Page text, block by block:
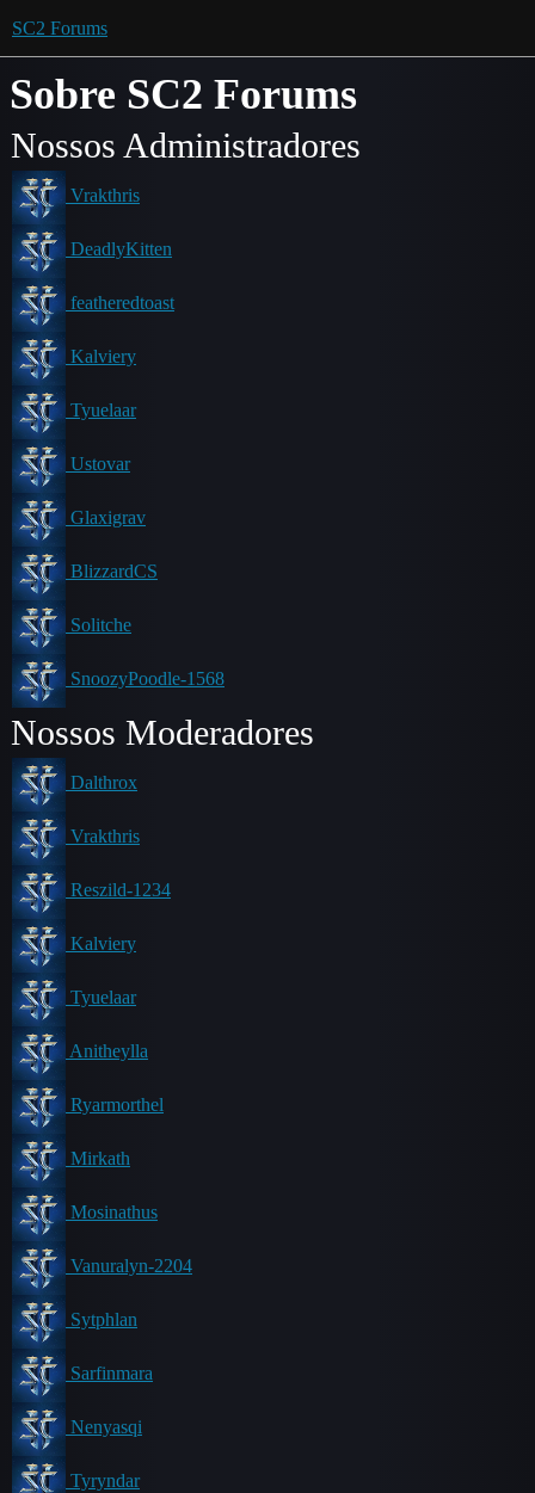
SC2 Forums
Sobre SC2 Forums
Nossos Administradores
Vrakthris
DeadlyKitten
featheredtoast
Kalviery
Tyuelaar
Ustovar
Glaxigrav
BlizzardCS
Solitche
SnoozyPoodle-1568
Nossos Moderadores
Dalthrox
Vrakthris
Reszild-1234
Kalviery
Tyuelaar
Anitheylla
Ryarmorthel
Mirkath
Mosinathus
Vanuralyn-2204
Sytphlan
Sarfinmara
Nenyasqi
Tyryndar